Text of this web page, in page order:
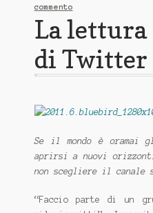
Chi Siamo
Servizi
Tariffe
PUBBLICA CON NOI
CONTATTI
Con la Gioconda e Leonardo sulla Via
Distribuzione
commento
La lettura
di Twitter
Se il mondo è oramai
aprirsi a nuovi
non scegliere il canale
“Faccio parte di un